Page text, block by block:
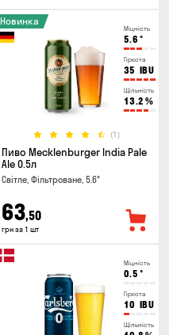
Міцність
5.6 °
Гіркота
35 IBU
Щільність
13.2 %
(1)
Новинка
Пиво Mecklenburger India Pale
Ale 0.5л
Світле, Фільтроване, 5.6°
63,50
грн за 1 шт
Міцність
0.5 °
Гіркота
10 IBU
Щільність